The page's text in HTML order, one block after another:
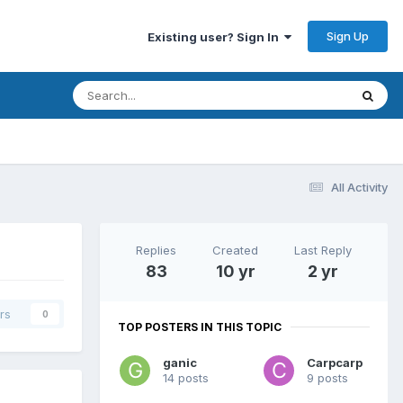
Existing user? Sign In Sign Up
All Activity
0
Replies
83
Created
10 yr
Last Reply
2 yr
TOP POSTERS IN THIS TOPIC
ganic
14 posts
Carpcarp
9 posts